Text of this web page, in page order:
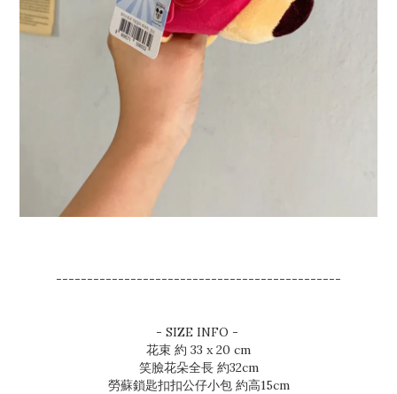
----------------------------------------------
- SIZE INFO -
花束 約 33 x 20 cm
笑臉花朵全長 約32cm
勞蘇鎖匙扣扣公仔小包 約高15cm